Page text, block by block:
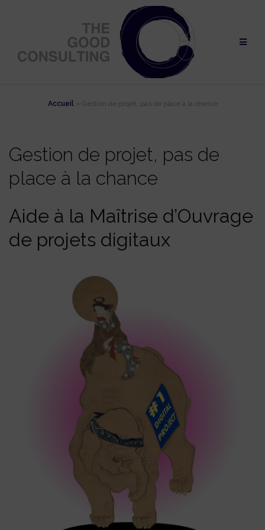
Accueil» Gestion de projet, pas de place à la chance
Gestion de projet, pas de
place à la chance
Aide à la Maîtrise d’Ouvrage
de projets digitaux